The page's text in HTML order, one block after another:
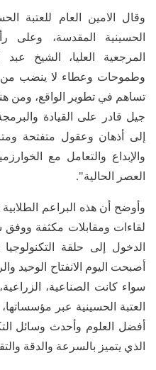
وقال الامين العام للعتبة
الحسينية المقدسة، وعلى
المرجعية العليا، الشيخ عبد
وطموحات وعطاء لا ينضب من
تساهم في تطوير الواقع، ومن
جيل قادر على القيادة
إلى أذهان وعقول متفتحة
والإبداع والتعامل مع
العصر الحالية".
وأوضح أن هذه البراعم الطلابية
لقاءات ومقابلات مكثفة
الدخول إلى حلقة
أصبحت اليوم الانفتاح الوحيد
سواء كانت الصناعية،
العتبة الحسينية عبر
أفضل العلوم وأحدث وسائل
الذي يتميز بالسرعة والدقة